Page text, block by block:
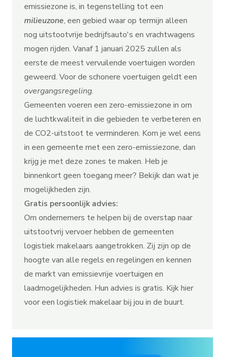
emissiezone is, in tegenstelling tot een
milieuzone, een gebied waar op termijn alleen
nog uitstootvrije bedrijfsauto's en vrachtwagens
mogen rijden. Vanaf 1 januari 2025 zullen als
eerste de meest vervuilende voertuigen worden
geweerd. Voor de schonere voertuigen geldt een
overgangsregeling.
Gemeenten voeren een zero-emissiezone in om
de luchtkwaliteit in die gebieden te verbeteren en
de CO2-uitstoot te verminderen. Kom je wel eens
in een gemeente met een zero-emissiezone, dan
krijg je met deze zones te maken. Heb je
binnenkort geen toegang meer? Bekijk dan wat je
mogelijkheden zijn.
Gratis persoonlijk advies:
Om ondernemers te helpen bij de overstap naar
uitstootvrij vervoer hebben de gemeenten
logistiek makelaars aangetrokken. Zij zijn op de
hoogte van alle regels en regelingen en kennen
de markt van emissievrije voertuigen en
laadmogelijkheden. Hun advies is gratis. Kijkhier
voor een logistiek makelaar bij jou in de buurt.